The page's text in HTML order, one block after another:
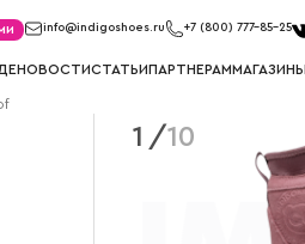
info@indigoshoes.ru +7 (800) 777-85-25
НОВОСТИСТАТЬИПАРТНЕРАММАГАЗИНЫ
САНДАЛИИ
Сандалии для
Сандалии для
1 /10